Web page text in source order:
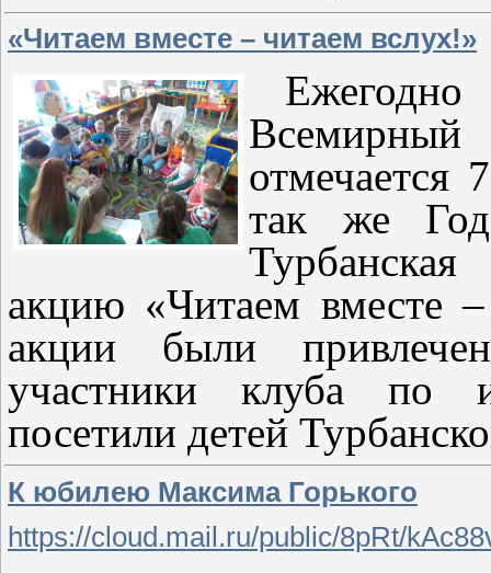
«Читаем вместе – читаем вслух!»
Ежегодно
Всемирный
отмечается
так же
Турбанская
акцию «Читаем вместе
акции были
участники клуба по
посетили детей
К юбилею Максима Горького
https://cloud.mail.ru/public/8pRt/